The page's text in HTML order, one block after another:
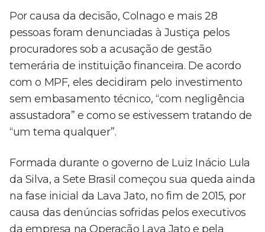
Por causa da decisão, Colnago e mais 28
pessoas foram denunciadas à Justiça pelos
procuradores sob a acusação de gestão
temerária de instituição financeira. De acordo
com o MPF, eles decidiram pelo investimento
sem embasamento técnico, “com negligência
assustadora” e como se estivessem tratando de
“um tema qualquer”.
Formada durante o governo de Luiz Inácio Lula
da Silva, a Sete Brasil começou sua queda ainda
na fase inicial da Lava Jato, no fim de 2015, por
causa das denúncias sofridas pelos executivos
da empresa na Operação Lava Jato e pela